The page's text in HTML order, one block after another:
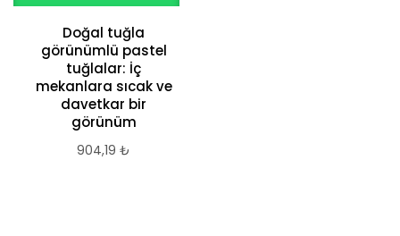
Doğal tuğla
görünümlü pastel
tuğlalar: İç
mekanlara sıcak ve
davetkar bir
görünüm
904,19 ₺